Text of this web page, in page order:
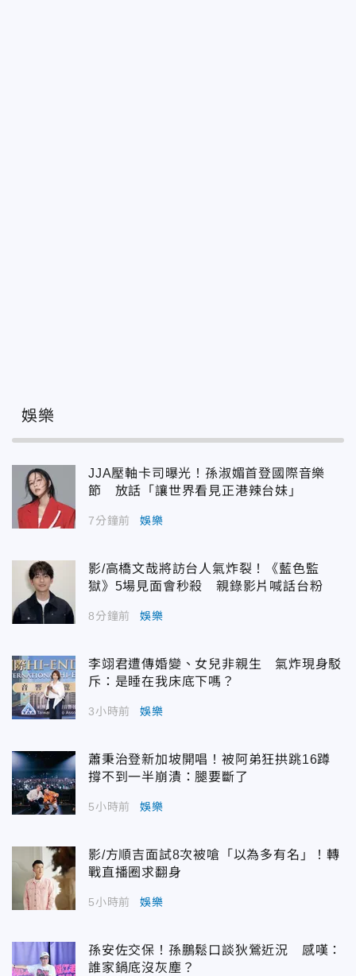
娛樂
JJA壓軸卡司曝光！孫淑媚首登國際音樂
節 放話「讓世界看見正港辣台妹」
7分鐘前 娛樂
影/高橋文哉將訪台人氣炸裂！《藍色監
獄》5場見面會秒殺 親錄影片喊話台粉
8分鐘前 娛樂
李翊君遭傳婚變、女兒非親生 氣炸現身駁
斥：是睡在我床底下嗎？
3小時前 娛樂
蕭秉治登新加坡開唱！被阿弟狂拱跳16蹲
撐不到一半崩潰：腿要斷了
5小時前 娛樂
影/方順吉面試8次被嗆「以為多有名」！轉
戰直播圈求翻身
5小時前 娛樂
孫安佐交保！孫鵬鬆口談狄鶯近況 感嘆：
誰家鍋底沒灰塵？